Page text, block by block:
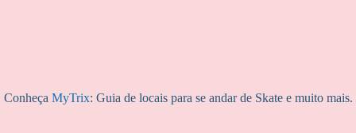
Conheça MyTrix: Guia de locais para se andar de Skate e muito mais.